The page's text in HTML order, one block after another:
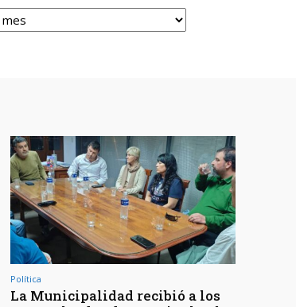
Política
La Municipalidad recibió a los